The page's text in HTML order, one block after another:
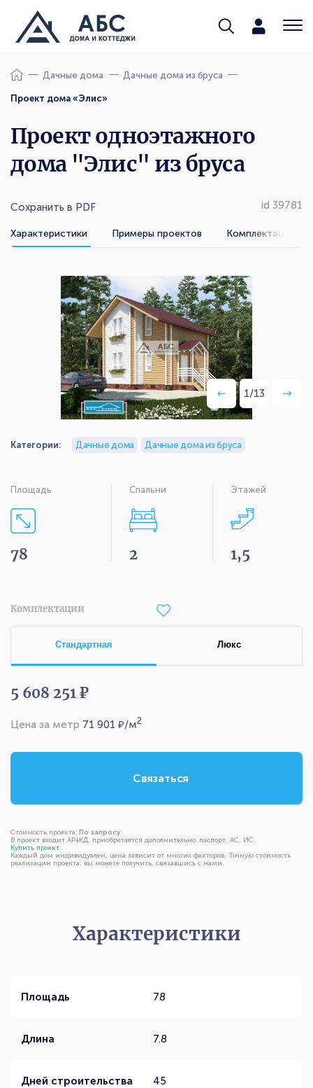
Дачные дома Дачные дома из бруса
Проект дома «Элис»
Проект одноэтажного
дома "Элис" из бруса
Сохранить в PDF id 39781
Характеристики Примеры проектов Комплектации
Категории: Дачные дома Дачные дома из бруса
1/13
Площадь
78
Спальни
2
Этажей
1,5
Комплектации
Стандартная Люкс
5 608 251 ₽
Цена за метр 71 901 ₽/м2
Связаться
Стоимость проекта: По запросу
В проект входит АР+КД, приобретается дополнительно: паспорт, АС, ИС.
Купить проект
Каждый дом индивидуален, цена зависит от многих факторов. Точную стоимость
реализации проекта, вы можете получить, связавшись с нами.
Характеристики
Площадь 78
Длина 7.8
Дней строительства 45